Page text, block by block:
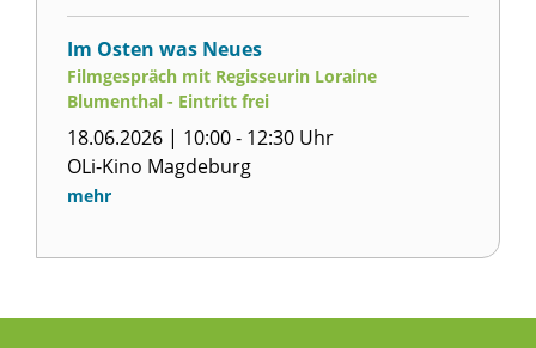
Im Osten was Neues
Filmgespräch mit Regisseurin Loraine
Blumenthal - Eintritt frei
18.06.2026 | 10:00 - 12:30 Uhr
OLi-Kino Magdeburg
mehr